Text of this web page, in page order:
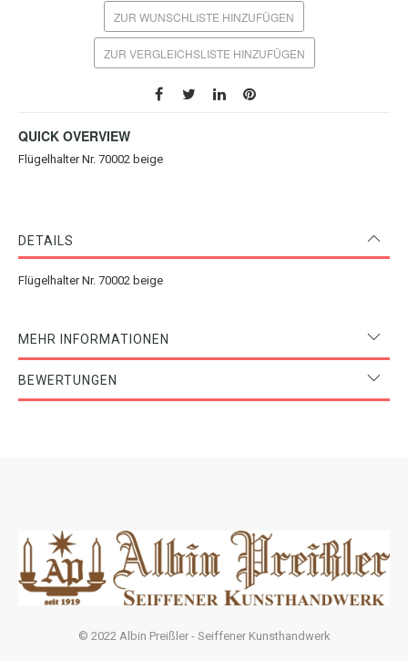
ZUR WUNSCHLISTE HINZUFÜGEN
ZUR VERGLEICHSLISTE HINZUFÜGEN
QUICK OVERVIEW
Flügelhalter Nr. 70002 beige
DETAILS
Flügelhalter Nr. 70002 beige
MEHR INFORMATIONEN
BEWERTUNGEN
© 2022 Albin Preißler - Seiffener Kunsthandwerk